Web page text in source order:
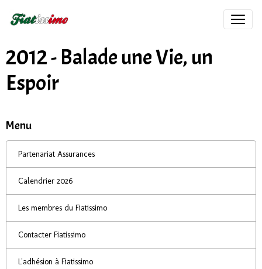
2012 - Balade une Vie, un
Espoir
Menu
Partenariat Assurances
Calendrier 2026
Les membres du Fiatissimo
Contacter Fiatissimo
L'adhésion à Fiatissimo